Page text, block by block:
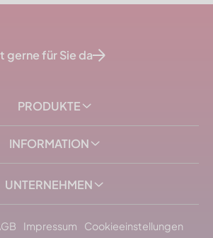
gerne für Sie da
PRODUKTE
INFORMATION
UNTERNEHMEN
Impressum Cookieeinstellungen